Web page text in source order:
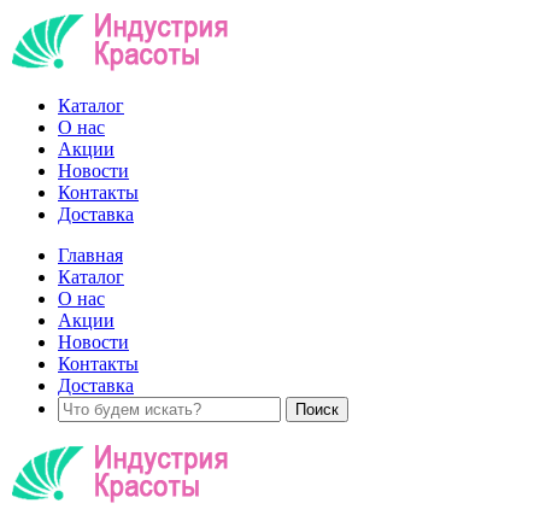
Каталог
О нас
Акции
Новости
Контакты
Доставка
Главная
Каталог
О нас
Акции
Новости
Контакты
Доставка